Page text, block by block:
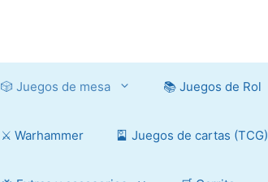
🎲 Juegos de mesa 📚 Juegos de Rol
⚔️ Warhammer 🎴 Juegos de cartas (TCG)